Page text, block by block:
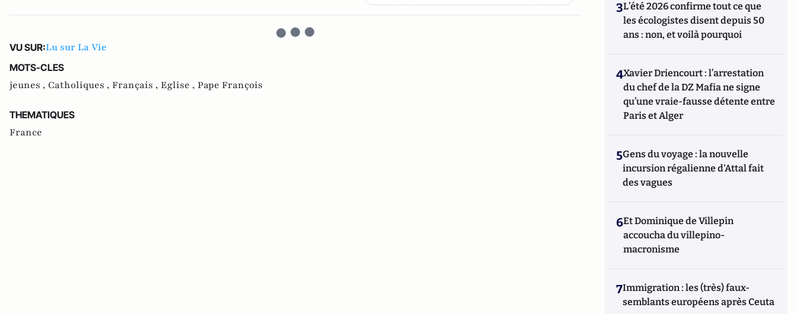
VU SUR:Lu sur La Vie
MOTS-CLES
jeunes , Catholiques , Français , Eglise , Pape François
THEMATIQUES
France
3L’été 2026 confirme tout ce que
les écologistes disent depuis 50
ans : non, et voilà pourquoi
4Xavier Driencourt : l’arrestation
du chef de la DZ Mafia ne signe
qu’une vraie-fausse détente entre
Paris et Alger
5Gens du voyage : la nouvelle
incursion régalienne d'Attal fait
des vagues
6Et Dominique de Villepin
accoucha du villepino-
macronisme
7Immigration : les (très) faux-
semblants européens après Ceuta